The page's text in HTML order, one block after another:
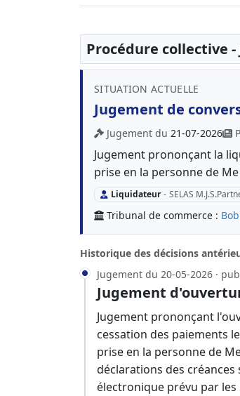
Procédure collective
SITUATION ACTUELLE
Jugement de
Jugement du 21-07-2026
Jugement prononçant la
prise en la personne de
Liquidateur - SELAS
Tribunal de commerce :
Historique des décisions
Jugement du 20-05-2026 ·
Jugement
Jugement prononçant
cessation des paiements
prise en la personne de
déclarations des
électronique prévu par les